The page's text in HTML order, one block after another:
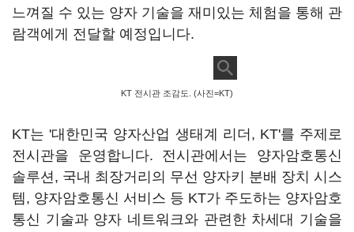
느껴질 수 있는 양자 기술을 재미있는 체험을 통해 관
람객에게 전달할 예정입니다.
KT 전시관 조감도. (사진=KT)
KT는 '대한민국 양자산업 생태계 리더, KT'를 주제로
전시관을 운영합니다. 전시관에서는 양자암호통신
솔루션, 국내 최장거리의 무선 양자키 분배 장치 시스
템, 양자암호통신 서비스 등 KT가 주도하는 양자암호
통신 기술과 양자 네트워크와 관련한 차세대 기술을